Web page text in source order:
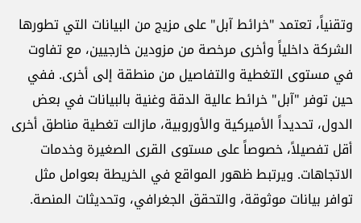
وتقنياً، تعتمد "خرائط آبل" على مزيج من البيانات التي تطورها
الشركة داخلياً وأخرى مرخصة من مزودين خارجيين، مع تفاوت
في مستوى التغطية والتفاصيل من منطقة إلى أخرى. ففي
حين توفر "آبل" خرائط عالية الدقة وغنية بالبيانات في بعض
الدول، تحديداً الأميركية والأوروبية، مازالت تغطية مناطق أخرى
أقل تفصيلاً، خصوصاً على مستوى القرى الصغيرة وخدمات
الاتجاهات. ويرتبط ظهور المواقع في الخريطة بعوامل مثل
توافر بيانات موثوقة، والتحقق الجغرافي، وتحديثات المنصة.